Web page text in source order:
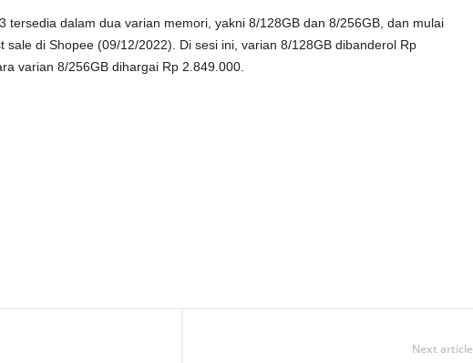
tersedia dalam dua varian memori, yakni 8/128GB dan 8/256GB, dan mulai
sale di Shopee (09/12/2022). Di sesi ini, varian 8/128GB dibanderol Rp
varian 8/256GB dihargai Rp 2.849.000.
Next article